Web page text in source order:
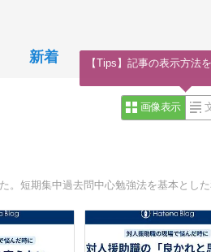
新着
画像表示
【Tips】記事の表示方法